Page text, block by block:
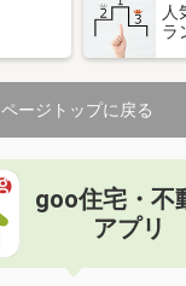
人
ラ
ページトップに戻る
goo住宅・不
アプリ